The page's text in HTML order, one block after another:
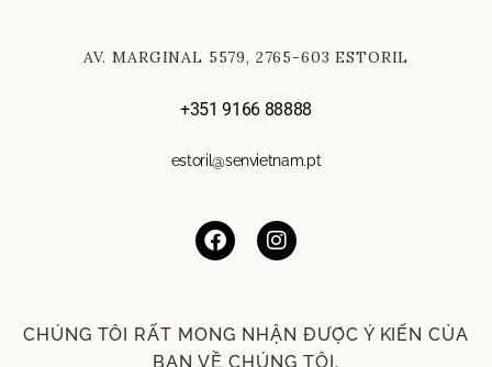
AV. MARGINAL 5579, 2765-603 ESTORIL
+351 9166 88888
estoril@senvietnam.pt
CHÚNG TÔI RẤT MONG NHẬN ĐƯỢC Ý KIẾN CỦA
BẠN VỀ CHÚNG TÔI.